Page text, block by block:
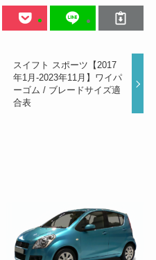
スイフト スポーツ【2017
年1月-2023年11月】ワイパ
ーゴム / ブレードサイズ適
合表